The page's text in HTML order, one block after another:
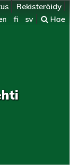
Rekisteröidy
fi sv Hae